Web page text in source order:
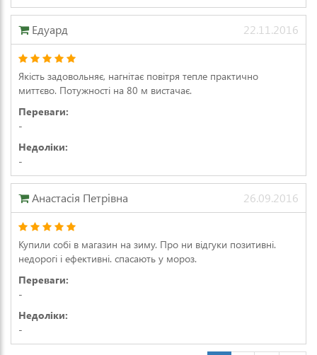
Едуард 22.11.2016
Якість задовольняє, нагнітає повітря тепле практично
миттєво. Потужності на 80 м вистачає.
Переваги:
-
Недоліки:
-
Анастасія Петрівна 26.09.2016
Купили собі в магазин на зиму. Про ни відгуки позитивні.
недорогі і ефективні. спасають у мороз.
Переваги:
-
Недоліки:
-